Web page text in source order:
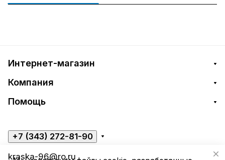
Интернет-магазин
Компания
Помощь
+7 (343) 272-81-90
kraska-96@ro.ru